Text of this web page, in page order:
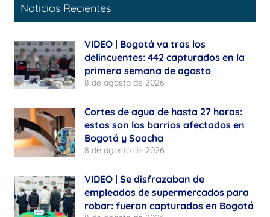
Noticias Recientes
VIDEO | Bogotá va tras los
delincuentes: 442 capturados en la
primera semana de agosto
8 de agosto de 2026
Cortes de agua de hasta 27 horas:
estos son los barrios afectados en
Bogotá y Soacha
8 de agosto de 2026
VIDEO | Se disfrazaban de
empleados de supermercados para
robar: fueron capturados en Bogotá